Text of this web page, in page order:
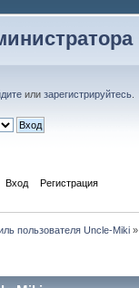
или зарегистрируйтесь
Вход Регистрация
пользователя Uncle-Miki»